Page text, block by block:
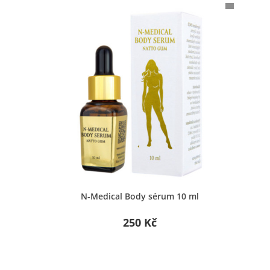
Rychlý náhled
N-Medical Body sérum 10 ml
250 Kč